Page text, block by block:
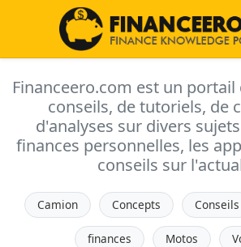
Financeero.com est un
conseils, de tutoriels, de
d'analyses sur divers
finances personnelles, les
conseils sur
Camion Concepts Conseils
finances Motos